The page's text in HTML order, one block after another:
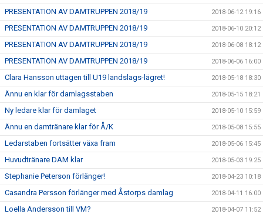
PRESENTATION AV DAMTRUPPEN 2018/19 2018-06-12 19:16
PRESENTATION AV DAMTRUPPEN 2018/19 2018-06-10 20:12
PRESENTATION AV DAMTRUPPEN 2018/19 2018-06-08 18:12
PRESENTATION AV DAMTRUPPEN 2018/19 2018-06-06 16:00
Clara Hansson uttagen till U19 landslags-lägret! 2018-05-18 18:30
Ännu en klar för damlagsstaben 2018-05-15 18:21
Ny ledare klar för damlaget 2018-05-10 15:59
Ännu en damtränare klar för Å/K 2018-05-08 15:55
Ledarstaben fortsätter växa fram 2018-05-06 15:45
Huvudtränare DAM klar 2018-05-03 19:25
Stephanie Peterson förlänger! 2018-04-23 10:18
Casandra Persson förlänger med Åstorps damlag 2018-04-11 16:00
Loella Andersson till VM? 2018-04-07 11:52